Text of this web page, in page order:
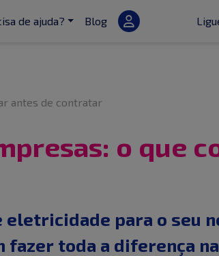
de ajuda? Blog
antes de contratar
o que
para o seu
fazer toda a diferença